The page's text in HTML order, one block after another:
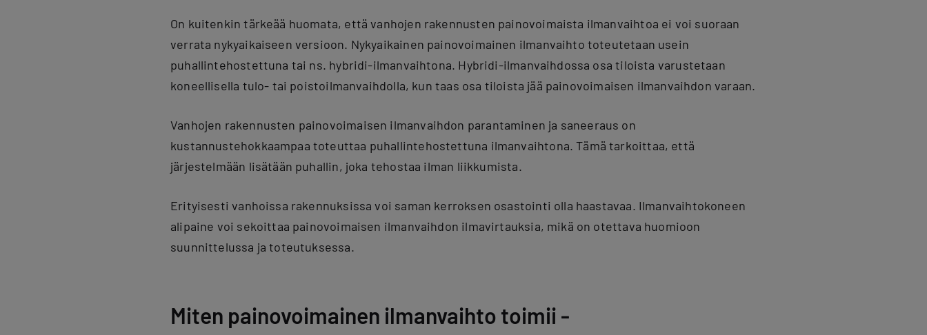
On kuitenkin tärkeää huomata, että vanhojen rakennusten painovoimaista ilmanvaihtoa ei voi suoraan
verrata nykyaikaiseen versioon. Nykyaikainen painovoimainen ilmanvaihto toteutetaan usein
puhallintehostettuna tai ns. hybridi-ilmanvaihtona. Hybridi-ilmanvaihdossa osa tiloista varustetaan
koneellisella tulo- tai poistoilmanvaihdolla, kun taas osa tiloista jää painovoimaisen ilmanvaihdon varaan.
Vanhojen rakennusten painovoimaisen ilmanvaihdon parantaminen ja saneeraus on
kustannustehokkaampaa toteuttaa puhallintehostettuna ilmanvaihtona. Tämä tarkoittaa, että
järjestelmään lisätään puhallin, joka tehostaa ilman liikkumista.
Erityisesti vanhoissa rakennuksissa voi saman kerroksen osastointi olla haastavaa. Ilmanvaihtokoneen
alipaine voi sekoittaa painovoimaisen ilmanvaihdon ilmavirtauksia, mikä on otettava huomioon
suunnittelussa ja toteutuksessa.
Miten painovoimainen ilmanvaihto toimii -